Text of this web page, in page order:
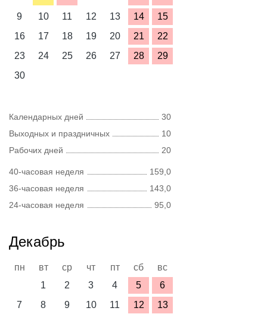
9
10 11 12 13 14
15
16
17 18 19 20 21
22
23
24 25 26 27 28
29
30
Календарных дней
30
Выходных и праздничных
10
Рабочих дней
20
40-часовая неделя
159,0
36-часовая неделя
143,0
24-часовая неделя
95,0
Декабрь
пн вт ср чт пт сб
вс
1
2 3 4 5
6
7
8 9 10 11 12
13